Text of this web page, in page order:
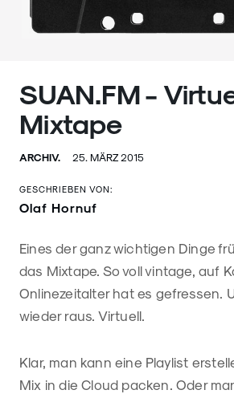
SUAN.FM -
Mixtape
ARCHIV. 25. MÄRZ 2015
GESCHRIEBEN VON:
Olaf Hornuf
Eines der ganz wichtigen Dinge
das Mixtape. So voll vintage, auf
Onlinezeitalter hat es gefressen.
wieder raus. Virtuell.
Klar, man kann eine Playlist
Mix in die Cloud packen. Oder